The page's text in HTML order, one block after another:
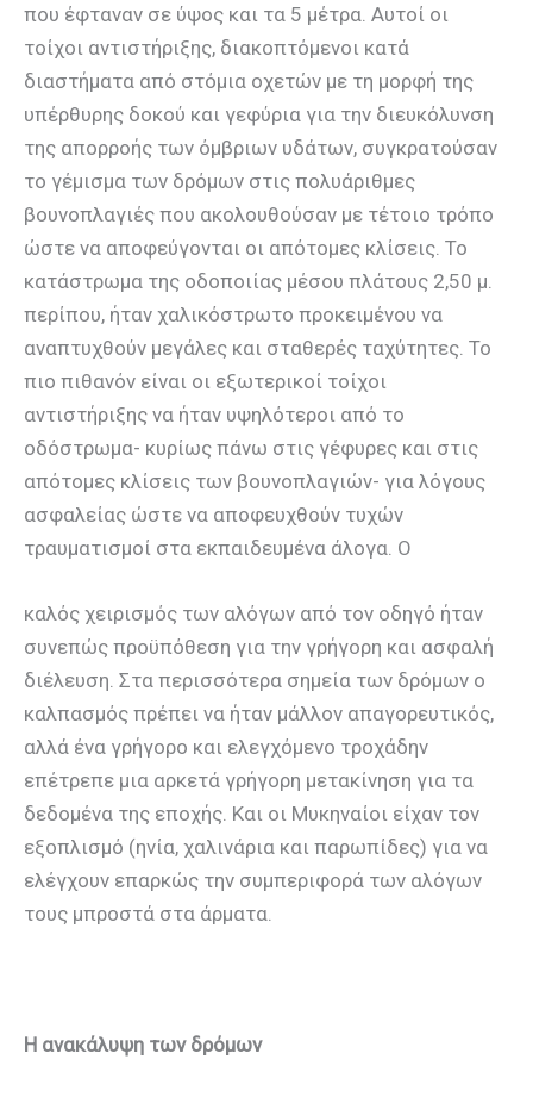
που έφταναν σε ύψος και τα 5 μέτρα. Αυτοί οι
τοίχοι αντιστήριξης, διακοπτόμενοι κατά
διαστήματα από στόμια οχετών με τη μορφή της
υπέρθυρης δοκού και γεφύρια για την διευκόλυνση
της απορροής των όμβριων υδάτων, συγκρατούσαν
το γέμισμα των δρόμων στις πολυάριθμες
βουνοπλαγιές που ακολουθούσαν με τέτοιο τρόπο
ώστε να αποφεύγονται οι απότομες κλίσεις. Το
κατάστρωμα της οδοποιίας μέσου πλάτους 2,50 μ.
περίπου, ήταν χαλικόστρωτο προκειμένου να
αναπτυχθούν μεγάλες και σταθερές ταχύτητες. Το
πιο πιθανόν είναι οι εξωτερικοί τοίχοι
αντιστήριξης να ήταν υψηλότεροι από το
οδόστρωμα- κυρίως πάνω στις γέφυρες και στις
απότομες κλίσεις των βουνοπλαγιών- για λόγους
ασφαλείας ώστε να αποφευχθούν τυχών
τραυματισμοί στα εκπαιδευμένα άλογα. Ο
καλός χειρισμός των αλόγων από τον οδηγό ήταν
συνεπώς προϋπόθεση για την γρήγορη και ασφαλή
διέλευση. Στα περισσότερα σημεία των δρόμων ο
καλπασμός πρέπει να ήταν μάλλον απαγορευτικός,
αλλά ένα γρήγορο και ελεγχόμενο τροχάδην
επέτρεπε μια αρκετά γρήγορη μετακίνηση για τα
δεδομένα της εποχής. Και οι Μυκηναίοι είχαν τον
εξοπλισμό (ηνία, χαλινάρια και παρωπίδες) για να
ελέγχουν επαρκώς την συμπεριφορά των αλόγων
τους μπροστά στα άρματα.
Η ανακάλυψη των δρόμων